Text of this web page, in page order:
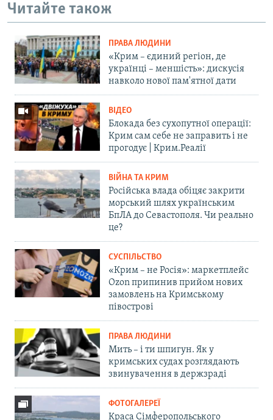
Читайте також
ПРАВА ЛЮДИНИ
«Крим – єдиний регіон, де
українці – меншість»: дискусія
навколо нової пам'ятної дати
ВІДЕО
Блокада без сухопутної операції:
Крим сам себе не заправить і не
прогодує | Крим.Реалії
ВІЙНА ТА КРИМ
Російська влада обіцяє закрити
морський шлях українським
БпЛА до Севастополя. Чи реально
це?
СУСПІЛЬСТВО
«Крим – не Росія»: маркетплейс
Ozon припинив прийом нових
замовлень на Кримському
півострові
ПРАВА ЛЮДИНИ
Мить – і ти шпигун. Як у
кримських судах розглядають
звинувачення в держзраді
ФОТОГАЛЕРЕЇ
Краса Сімферопольського